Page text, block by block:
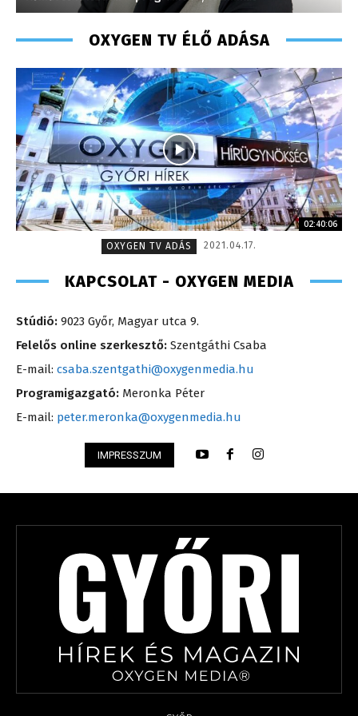
OXYGEN TV ÉLŐ ADÁSA
02:40:06
OXYGEN TV ADÁS
2021.04.17.
KAPCSOLAT - OXYGEN MEDIA
Stúdió: 9023 Győr, Magyar utca 9.
Felelős online szerkesztő: Szentgáthi Csaba
E-mail: csaba.szentgathi@oxygenmedia.hu
Programigazgató: Meronka Péter
E-mail: peter.meronka@oxygenmedia.hu
IMPRESSZUM